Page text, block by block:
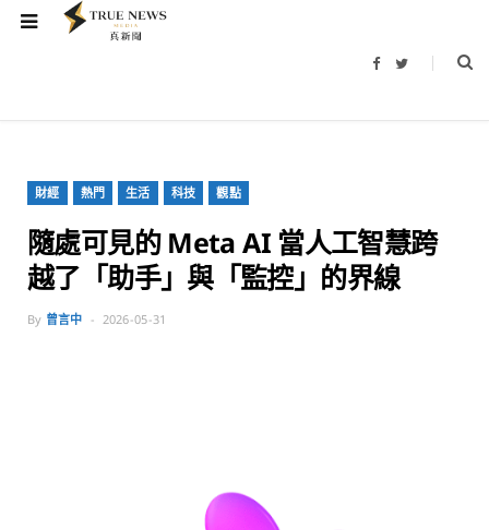
F
b
T
t
財經 熱門 生活 科技 觀點
隨處可見的 Meta AI 當人工智慧跨
越了「助手」與「監控」的界線
By 曾言中 2026-05-31